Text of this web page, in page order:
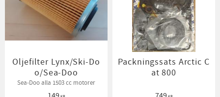
Oljefilter Lynx/Ski-Do
o/Sea-Doo
Sea-Doo alla 1503 cc motorer
Packningssats Arctic C
at 800